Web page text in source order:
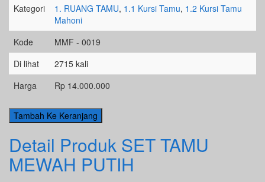
Kategori 1. RUANG TAMU, 1.1 Kursi Tamu, 1.2 Kursi Tamu
Mahoni
Kode
MMF - 0019
Di lihat
2715 kali
Harga
Rp 14.000.000
Detail Produk SET TAMU
MEWAH PUTIH